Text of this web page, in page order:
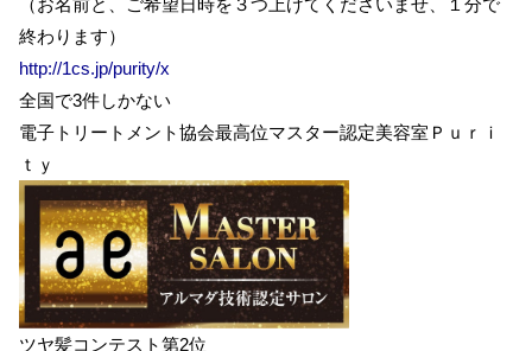
（お名前と、ご希望日時を３つ上げてくださいませ、１分で
終わります）
http://1cs.jp/purity/x
全国で3件しかない
電子トリートメント協会最高位マスター認定美容室Ｐｕｒｉ
ｔｙ
ツヤ髪コンテスト第2位